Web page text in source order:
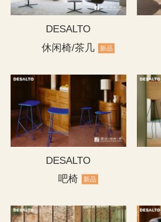
DESALTO
休闲椅/茶几
新品
DESALTO
吧椅
新品